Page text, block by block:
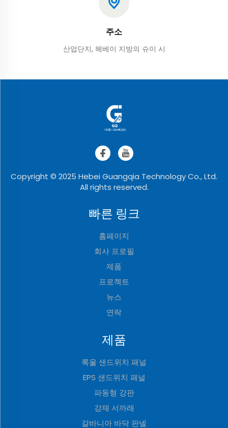
주소
산업단지, 헤베이 지방의 슈이 시
Copyright © 2025 Hebei Guangqia Technology Co., Ltd.
All rights reserved.
빠른 링크
홈페이지
회사 프로필
제품
프로젝트
뉴스
연락
제품
록울 샌드위치 패널
EPS 샌드위치 패널
파동형 강판
강재 서까래
갈바니아 바닥 판넬